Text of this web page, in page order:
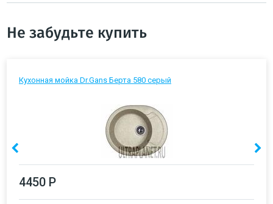
Не забудьте купить
Кухонная мойка Dr.Gans Берта 580 серый
4450 Р